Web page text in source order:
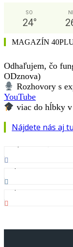
SO
24°
MAGAZÍN
Odhaľujem, čo
ODznova)
Rozhovory s
YouTube
viac do hĺbky v
Nájdete nás aj